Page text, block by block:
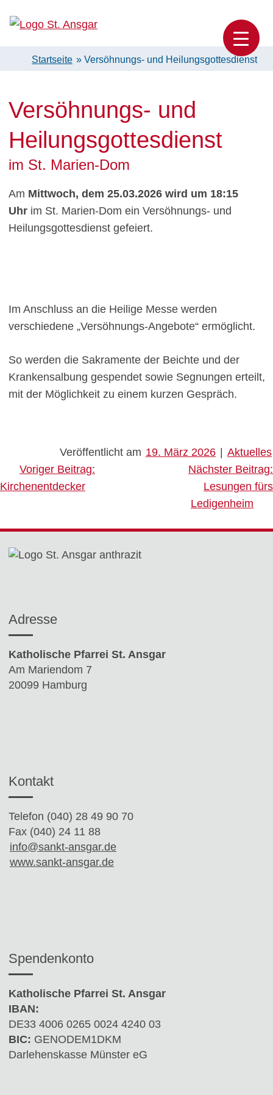
Skip
content
Katholische Pfarrei St. Ansgar Hamburg
Startseite » Versöhnungs- und Heilungsgottesdienst
Versöhnungs- und
Heilungsgottesdienst
im St. Marien-Dom
Am Mittwoch, dem 25.03.2026 wird um 18:15
Uhr im St. Marien-Dom ein Versöhnungs- und
Heilungsgottesdienst gefeiert.
Im Anschluss an die Heilige Messe werden
verschiedene „Versöhnungs-Angebote“ ermöglicht.
So werden die Sakramente der Beichte und der
Krankensalbung gespendet sowie Segnungen erteilt,
mit der Möglichkeit zu einem kurzen Gespräch.
Veröffentlicht am 19. März 2026 Aktuelles
Beitragsnavigation
Voriger Beitrag:
Kirchenentdecker
Nächster Beitrag:
Lesungen fürs
Ledigenheim
Adresse
Katholische Pfarrei St. Ansgar
Am Mariendom 7
20099 Hamburg
Kontakt
Telefon (040) 28 49 90 70
Fax (040) 24 11 88
info@sankt-ansgar.de
www.sankt-ansgar.de
Spendenkonto
Katholische Pfarrei St. Ansgar
IBAN:
DE33 4006 0265 0024 4240 03
BIC: GENODEM1DKM
Darlehenskasse Münster eG